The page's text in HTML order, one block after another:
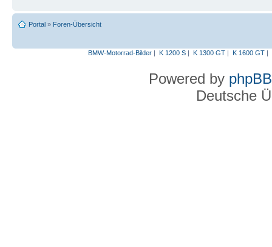
Portal » Foren-Übersicht
BMW-Motorrad-Bilder| K 1200 S| K 1300 GT| K 1600 GT|
Powered by phpBB
Deutsche